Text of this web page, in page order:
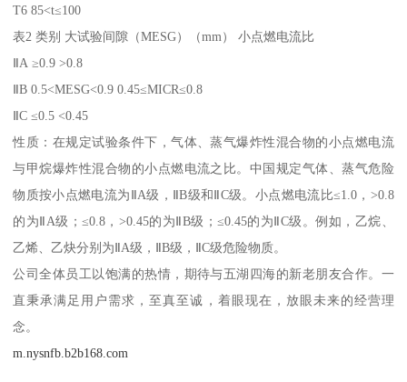
T6 85<t≤100
表2 类别 大试验间隙（MESG）（mm） 小点燃电流比
ⅡA ≥0.9 >0.8
ⅡB 0.5<MESG<0.9 0.45≤MICR≤0.8
ⅡC ≤0.5 <0.45
性质：在规定试验条件下，气体、蒸气爆炸性混合物的小点燃电流
与甲烷爆炸性混合物的小点燃电流之比。中国规定气体、蒸气危险
物质按小点燃电流为ⅡA级，ⅡB级和ⅡC级。小点燃电流比≤1.0，>0.8
的为ⅡA级；≤0.8，>0.45的为ⅡB级；≤0.45的为ⅡC级。例如，乙烷、
乙烯、乙炔分别为ⅡA级，ⅡB级，ⅡC级危险物质。
公司全体员工以饱满的热情，期待与五湖四海的新老朋友合作。一
直秉承满足用户需求，至真至诚，着眼现在，放眼未来的经营理
念。
m.nysnfb.b2b168.com